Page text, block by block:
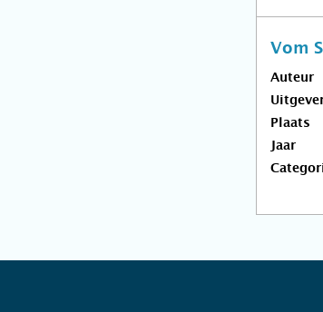
Vom
Auteur
Plaats
Jaar